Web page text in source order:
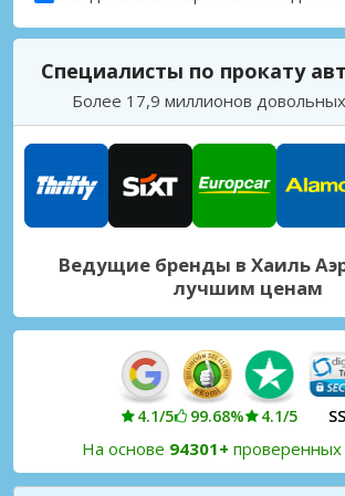
Специалисты по прокату
Более 17,9 миллионов
Ведущие бренды в Хаиль
лучшим ценам
4.1/5 99.68% 4.1/5
На основе 94301+ проверенных